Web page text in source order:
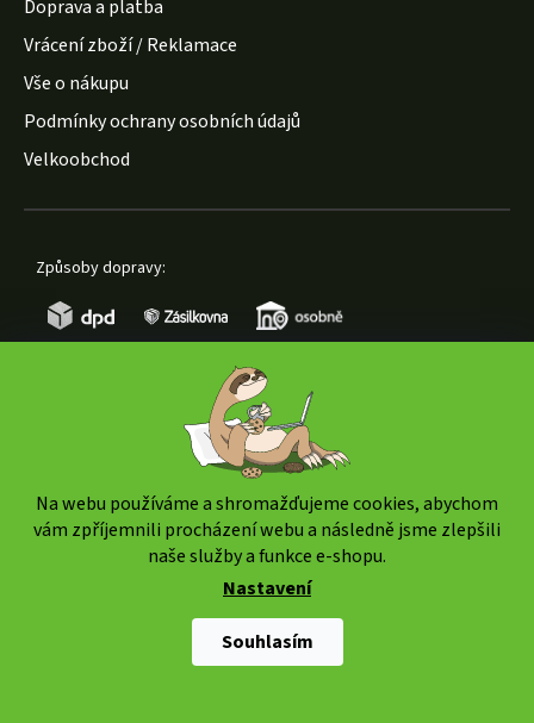
Na webu používáme a shromažďujeme cookies, abychom
vám zpříjemnili procházení webu a následně jsme zlepšili
naše služby a funkce e-shopu.
Nastavení
Souhlasím
Doprava a platba
Vrácení zboží / Reklamace
Vše o nákupu
Podmínky ochrany osobních údajů
Velkoobchod
Způsoby dopravy:
www.weedshop.cz
vyhrazena.
Upravit nastavení cookies